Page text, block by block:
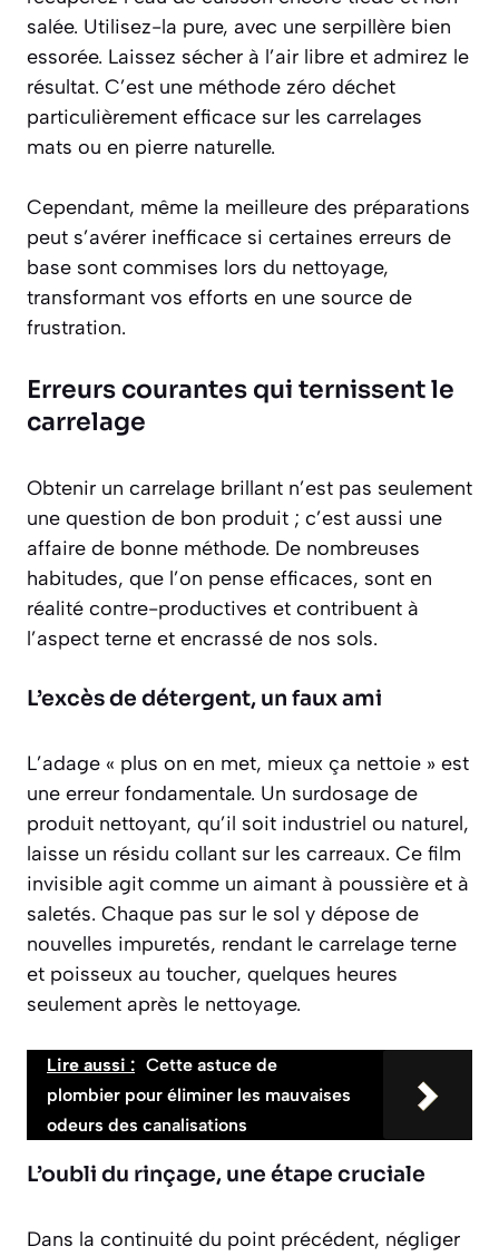
salée. Utilisez-la pure, avec une serpillère bien
essorée. Laissez sécher à l’air libre et admirez le
résultat. C’est une méthode zéro déchet
particulièrement efficace sur les carrelages
mats ou en pierre naturelle.
Cependant, même la meilleure des préparations
peut s’avérer inefficace si certaines erreurs de
base sont commises lors du nettoyage,
transformant vos efforts en une source de
frustration.
Erreurs courantes qui ternissent le
carrelage
Obtenir un carrelage brillant n’est pas seulement
une question de bon produit ; c’est aussi une
affaire de bonne méthode. De nombreuses
habitudes, que l’on pense efficaces, sont en
réalité contre-productives et contribuent à
l’aspect terne et encrassé de nos sols.
L’excès de détergent, un faux ami
L’adage « plus on en met, mieux ça nettoie » est
une erreur fondamentale. Un surdosage de
produit nettoyant, qu’il soit industriel ou naturel,
laisse un résidu collant sur les carreaux. Ce film
invisible agit comme un aimant à poussière et à
saletés. Chaque pas sur le sol y dépose de
nouvelles impuretés, rendant le carrelage terne
et poisseux au toucher, quelques heures
seulement après le nettoyage.
Lire aussi : Cette astuce de
plombier pour éliminer les mauvaises
odeurs des canalisations
L’oubli du rinçage, une étape cruciale
Dans la continuité du point précédent, négliger